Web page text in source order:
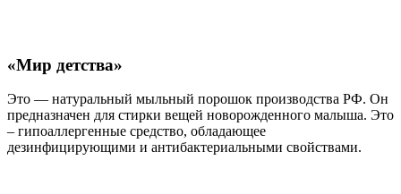
«Мир детства»
Это — натуральный мыльный порошок производства РФ. Он
предназначен для стирки вещей новорожденного малыша. Это
– гипоаллергенные средство, обладающее
дезинфицирующими и антибактериальными свойствами.